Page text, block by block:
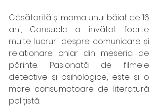
Căsătorită și mama unui băiat de 16
ani, Consuela a învățat foarte
multe lucruri despre comunicare și
relaționare chiar din meseria de
părinte. Pasionată de filmele
detective și psihologice, este și o
mare consumatoare de literatură
polițistă.